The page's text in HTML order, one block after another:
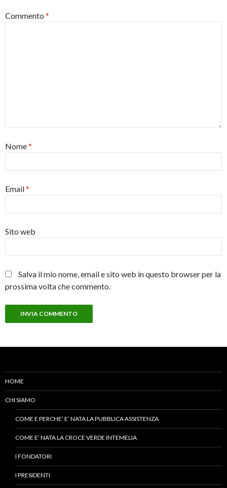
Commento *
Nome*
Email*
Sito web
Salva il mio nome, email e sito web in questo browser per la
prossima volta che commento.
HOME
CHI SIAMO
COME E PERCHE’ E’ NATA LA PUBBLICA ASSISTENZA
COME E’ NATA LA CROCE VERDE INTEMELIA
I FONDATORI
I PRESIDENTI